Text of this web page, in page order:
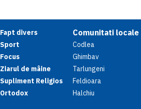
Fapt divers
Sport
Focus
Ziarul de mâine
Supliment Religios
Ortodox
Comunitati locale
Codlea
Ghimbav
Tarlungeni
Feldioara
Halchiu